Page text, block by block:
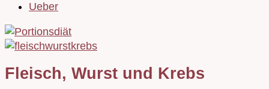
Ueber
Fleisch, Wurst und Krebs